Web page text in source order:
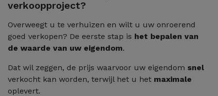
verkoopproject?
Overweegt u te verhuizen en wilt u uw onroerend
goed verkopen? De eerste stap is het bepalen van
de waarde van uw eigendom.
Dat wil zeggen, de prijs waarvoor uw eigendom snel
verkocht kan worden, terwijl het u het maximale
oplevert.